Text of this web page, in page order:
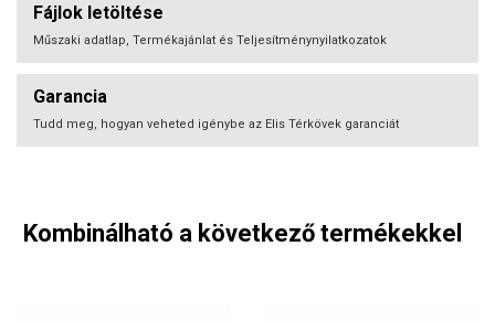
Fájlok letöltése
Műszaki adatlap, Termékajánlat és Teljesítménynyilatkozatok
Garancia
Tudd meg, hogyan veheted igénybe az Elis Térkövek garanciát
Kombinálható a következő termékekkel